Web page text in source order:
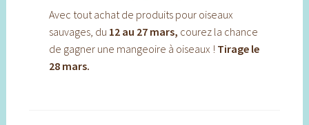
Avec tout achat de produits pour oiseaux
sauvages, du 12 au 27 mars, courez la chance
de gagner une mangeoire à oiseaux ! Tirage le
28 mars.